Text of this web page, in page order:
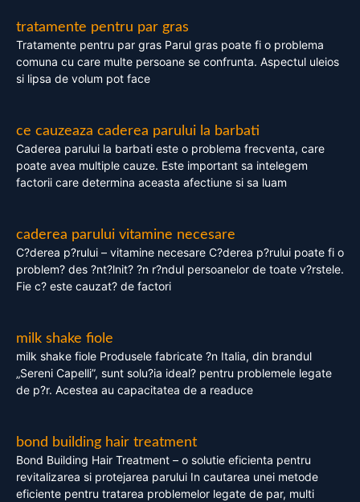
tratamente pentru par gras
Tratamente pentru par gras Parul gras poate fi o problema
comuna cu care multe persoane se confrunta. Aspectul uleios
si lipsa de volum pot face
ce cauzeaza caderea parului la barbati
Caderea parului la barbati este o problema frecventa, care
poate avea multiple cauze. Este important sa intelegem
factorii care determina aceasta afectiune si sa luam
caderea parului vitamine necesare
C?derea p?rului – vitamine necesare C?derea p?rului poate fi o
problem? des ?nt?lnit? ?n r?ndul persoanelor de toate v?rstele.
Fie c? este cauzat? de factori
milk shake fiole
milk shake fiole Produsele fabricate ?n Italia, din brandul
„Sereni Capelli”, sunt solu?ia ideal? pentru problemele legate
de p?r. Acestea au capacitatea de a readuce
bond building hair treatment
Bond Building Hair Treatment – o solutie eficienta pentru
revitalizarea si protejarea parului In cautarea unei metode
eficiente pentru tratarea problemelor legate de par, multi